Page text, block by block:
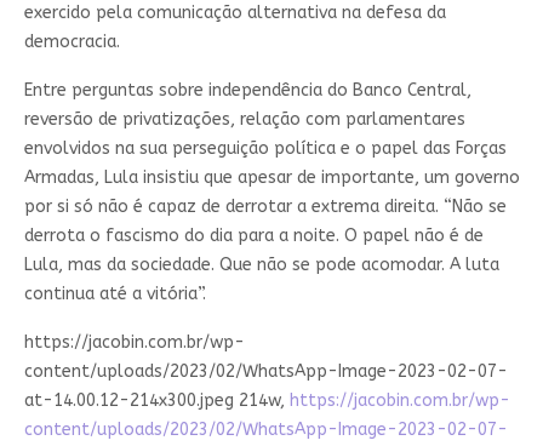
exercido pela comunicação alternativa na defesa da
democracia.
Entre perguntas sobre independência do Banco Central,
reversão de privatizações, relação com parlamentares
envolvidos na sua perseguição política e o papel das Forças
Armadas, Lula insistiu que apesar de importante, um governo
por si só não é capaz de derrotar a extrema direita. “Não se
derrota o fascismo do dia para a noite. O papel não é de
Lula, mas da sociedade. Que não se pode acomodar. A luta
continua até a vitória”.
https://jacobin.com.br/wp-
content/uploads/2023/02/WhatsApp-Image-2023-02-07-
at-14.00.12-214x300.jpeg 214w, https://jacobin.com.br/wp-
content/uploads/2023/02/WhatsApp-Image-2023-02-07-